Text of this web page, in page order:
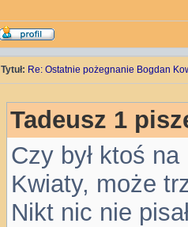
Tytuł: Re: Ostatnie pożegnanie Bogdan
Tadeusz 1
Czy był ktoś
Kwiaty, może
Nikt nic nie